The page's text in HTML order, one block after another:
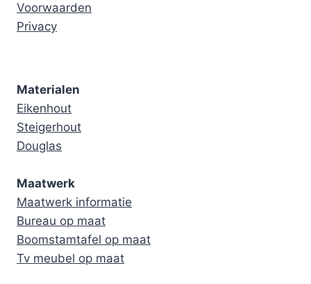
Voorwaarden
Privacy
Materialen
Eikenhout
Steigerhout
Douglas
Maatwerk
Maatwerk informatie
Bureau op maat
Boomstamtafel op maat
Tv meubel op maat